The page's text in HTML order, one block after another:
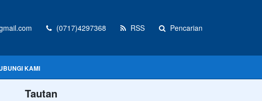
(0717)4297368 RSS Pencarian
KAMI
Tautan